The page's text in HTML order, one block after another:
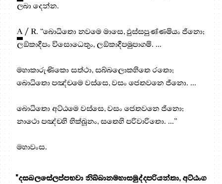
ලබා දෙන්න.
A / R. “බොධිතො නවමෙ මාසෙ, ඵුස්‌සපුණ්‌ණමියං ජිනො;
ලඞ්‌කාදීපං විසොධෙතුං, ලඞ්‌කාදීපමුපාගමි. ...
මහාකාරුණිකො සත්‌ථා, සබ්‌බලොකහිතෙ රතො;
බොධිතො පඤ්‌චමෙ වස්‌සෙ, වසං ජෙතවනෙ ජිනො. ...
බොධිතො අට්‌ඨමෙ වස්‌සෙ, වසං ජෙතවනෙ ජිනො;
නාථො පඤ්‌චහි භික්‌ඛූනං, සතෙහි පරිවාරිතො. ...”
මහාවංස.
"දසබලසේලප්පභවා නිබ්බානමහාසමුද්දපරියන්තා, අට්ඨංග